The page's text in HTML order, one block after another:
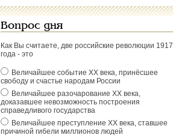
Вопрос дня
Как Вы считаете, две российские революции 1917
года - это
Величайшее событие ХХ века, принёсшее
свободу и счастье народам России
Величайшее разочарование ХХ века,
доказавшее невозможность построения
справедливого государства
Величайшее преступление ХХ века, ставшее
причиной гибели миллионов людей